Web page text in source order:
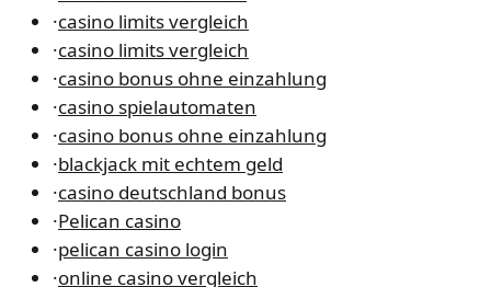
·casino limits vergleich
·casino limits vergleich
·casino bonus ohne einzahlung
·casino spielautomaten
·casino bonus ohne einzahlung
·blackjack mit echtem geld
·casino deutschland bonus
·Pelican casino
·pelican casino login
·online casino vergleich